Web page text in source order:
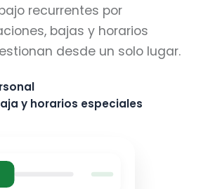
recurrentes por
bajas y horarios
desde un solo lugar.
y horarios especiales